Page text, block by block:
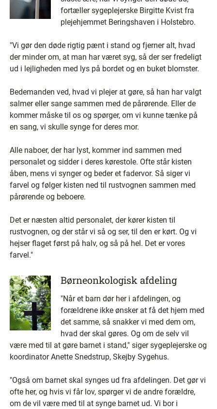
fortæller sygeplejerske Birgitte Kvist fra
plejehjemmet Beringshaven i Holstebro.
"Vi gør den døde rigtig pænt i stand og fjerner alt, hvad
der minder om, at man har været syg, så der ser fredeligt
ud i lejligheden med lys på bordet og en buket blomster.
Bedemanden ved, hvad vi plejer at gøre, så han har valgt
salmer eller sange sammen med de pårørende. Eller de
kommer måske til os og spørger, om vi kunne tænke på
en sang, vi skulle synge for deres mor.
Alle naboer, der har lyst, kommer ind sammen med
personalet og sidder i deres kørestole. Ofte står kisten
åben, mens vi synger og beder et fadervor. Så siger vi
farvel og følger kisten ned til rustvognen sammen med
pårørende og beboere.
Det er næsten altid personalet, der kører kisten til
rustvognen, og der står vi så og ser, til den er kørt. Og vi
hejser flaget først på halv, og så på hel. Det er vores
farvel."
Børneonkologisk afdeling
"Når et barn dør her i afdelingen, og
forældrene ikke ønsker at få det hjem med
det samme, så snakker vi med dem om,
hvad der skal gøres. Og om de selv vil
være med til at gøre barnet i stand," siger sygeplejerske og
koordinator Anette Snedstrup, Skejby Sygehus.
"Også om barnet skal synges ud fra afdelingen. Det gør vi
ofte her, og hvis vi får lov, spørger vi de andre forældre,
om de vil være med til at synge barnet ud. Vi bor i